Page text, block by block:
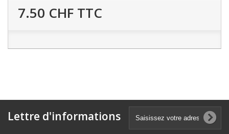
7.50 CHF TTC
Lettre d'informations